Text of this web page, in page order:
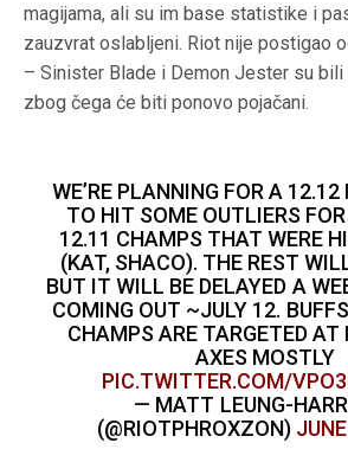
magijama, ali su im base statistike i
zauzvrat oslabljeni. Riot nije postigao
– Sinister Blade i Demon Jester su
zbog čega će biti ponovo pojačani.
WE’RE PLANNING FOR A
TO HIT SOME OUTLIERS
12.11 CHAMPS THAT WERE
(KAT, SHACO). THE REST
BUT IT WILL BE DELAYED A
COMING OUT ~JULY 12.
CHAMPS ARE TARGETED AT
AXES MOSTLY
PIC.TWITTER.COM/
— MATT LEUNG-
(@RIOTPHROXZON)